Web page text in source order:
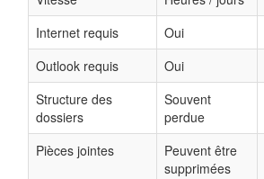
Internet requis
Oui
Outlook requis
Oui
Structure des
dossiers
Souvent
perdue
Pièces jointes
Peuvent être
supprimées